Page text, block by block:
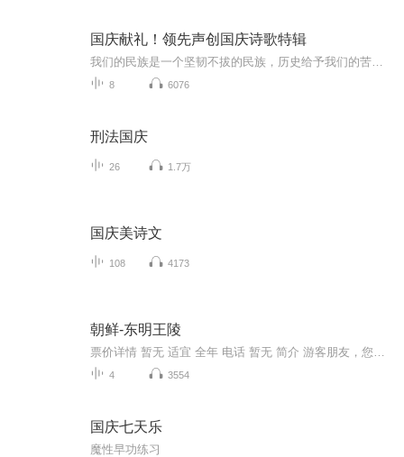
国庆献礼！领先声创国庆诗歌特辑
8 6076
刑法国庆
26 1.7万
国庆美诗文
108 4173
朝鲜-东明王陵
4 3554
国庆七天乐
魔性早功练习